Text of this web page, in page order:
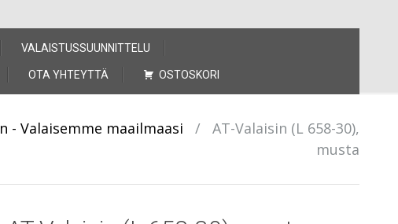
VALAISTUSSUUNNITTELU
OTA YHTEYTTÄ OSTOSKORI
- Valaisemme maailmaasi /
AT-Valaisin (L 658-30),
musta